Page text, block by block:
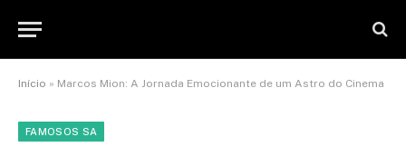
Início » Marcos Mion: A Jornada Emocionante de um Astro do Cinema
FAMOSOS SA